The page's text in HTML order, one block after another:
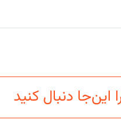
این‌جا دنبال کنید